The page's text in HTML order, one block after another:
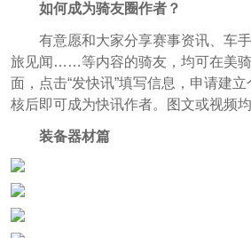
如何成为骑友圈作者？
有意愿和大家分享赛事资讯、车
旅见闻……等内容的骑友，均可在美
面，点击“发快讯”填写信息，申请建
核后即可成为快讯作者。图文或视频
装备器材篇